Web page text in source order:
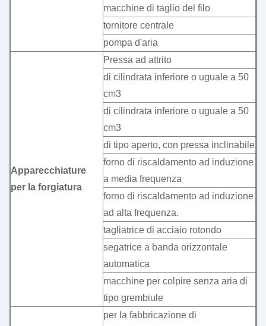
macchine di taglio del filo
tornitore centrale
pompa d'aria
Apparecchiature
per la forgiatura
Pressa ad attrito
di cilindrata inferiore o uguale a 50
cm3
di cilindrata inferiore o uguale a 50
cm3
di tipo aperto, con pressa inclinabile
forno di riscaldamento ad induzione
a media frequenza
forno di riscaldamento ad induzione
ad alta frequenza.
tagliatrice di acciaio rotondo
segatrice a banda orizzontale
automatica
macchine per colpire senza aria di
tipo grembiule
per la fabbricazione di